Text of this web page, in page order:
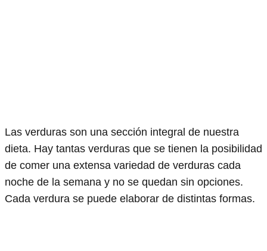
Las verduras son una sección integral de nuestra
dieta. Hay tantas verduras que se tienen la posibilidad
de comer una extensa variedad de verduras cada
noche de la semana y no se quedan sin opciones.
Cada verdura se puede elaborar de distintas formas.